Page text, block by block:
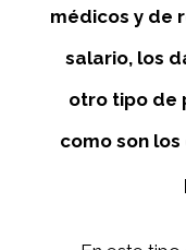
médicos y de
salario, los
otro tipo de
como son